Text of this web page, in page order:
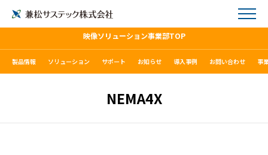
映像ソリューション事業部TOP
製品情報 ソリューション サポート お知らせ 導入事例 お問い合わせ 事
NEMA4X